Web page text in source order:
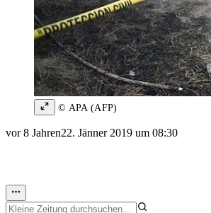
© APA (AFP)
vor 8 Jahren22. Jänner 2019 um 08:30